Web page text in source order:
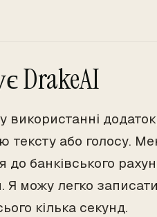
DrakeAI
використанні
тексту або голосу.
банківського
Я можу легко
кілька секунд.